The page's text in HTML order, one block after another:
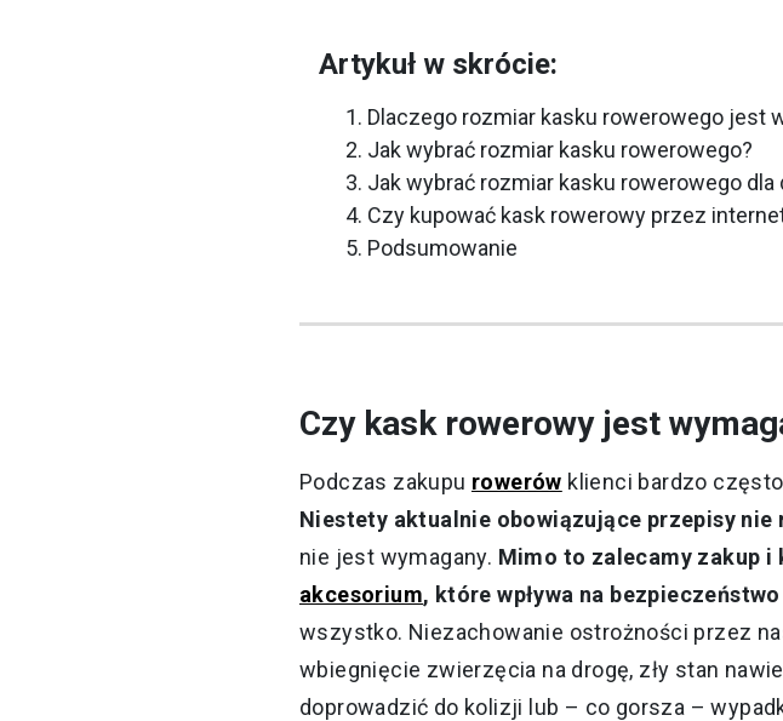
Artykuł w skrócie:
Dlaczego rozmiar kasku rowerowego jest
Jak wybrać rozmiar kasku rowerowego?
Jak wybrać rozmiar kasku rowerowego dla
Czy kupować kask rowerowy przez
Podsumowanie
Czy kask rowerowy jest
Podczas zakupu rowerów klienci bardzo
Niestety aktualnie obowiązujące przepisy
nie jest wymagany. Mimo to zalecamy zakup i
akcesorium, które wpływa na
wszystko. Niezachowanie ostrożności przez
wbiegnięcie zwierzęcia na drogę, zły stan
doprowadzić do kolizji lub – co gorsza –